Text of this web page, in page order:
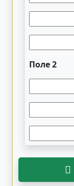
Поле 2